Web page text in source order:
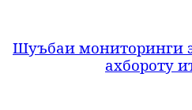
Шуъбаи мониторинги
ахбороту